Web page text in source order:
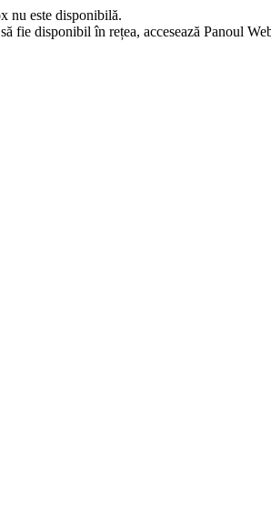
nu este disponibilă.
fie disponibil în rețea, accesează Panoul